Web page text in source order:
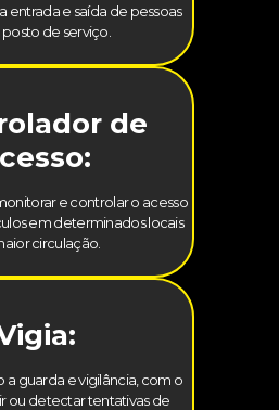
entrada e saída de pessoas
de serviço.
de
e controlar o acesso
em determinados locais
circulação.
a guarda e vigilância, com o
ou detectar tentativas de